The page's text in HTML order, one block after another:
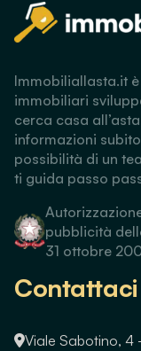
Immobiliallasta.it
immobiliari
cerca casa
informazioni
possibilità di un
ti guida passo
pubblicità
31 ottobre
Contattaci
Viale Sabotino, 4